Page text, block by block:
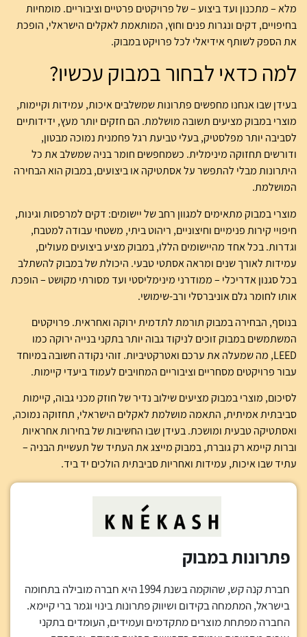
מלא – מתכנון ועד ביצוע – של פרויקטים פרטיים וציבוריים. מומחיות
בחיפויים, דקים ונגרות פנים וחוץ, המותאמת לאקלים הישראלי, הופכת
את הספק לשותף אידיאלי לכל פרויקט במבוק.
למה כדאי לבחור במבוק עכשיו?
בעידן שבו אנחנו מחפשים פתרונות שמשלבים איכות, עמידות וקיימות,
מוצרי במבוק מציעים תשובה מושלמת. הם חזקים יותר מעץ, ידידותיים
לסביבה יותר מפלסטיק, בעלי טביעת רגל פחמנית נמוכה מבטון,
ודורשים תחזוקה מינימלית. כשמחפשים חומר בניה שמשלב את כל
היתרונות מבלי להתפשר על אסתטיקה או ביצועים, במבוק הוא הבחירה
המושלמת.
מוצרי במבוק מתאימים למגוון רחב של יישומים: דקים למרפסות וגינות,
חיפויי קירות פנימיים וחיצוניים, ריהוט ביתי, משטחי עבודה למטבח,
וגדרות. בכל אחד מהיישומים הללו, במבוק מציע ביצועים מעולים,
עמידות לאורך שנים ומראה אסתטי טבעי. היכולת של במבוק להשתלב
בכל סגנון אדריכלי – ממודרני מינימליסטי ועד מסורתי מקושט – הופכת
אותו לחומר גלם אוניברסלי ורב-שימושי.
בנוסף, הבחירה במבוק תורמת לתדמית ירוקה ואחראית. פרויקטים
המשתמשים במבוק זוכים לניקוד גבוה יותר בתקני בנייה ירוקה כמו
LEED, מה שמעלה את ערכם ואטרקטיביות. זוהי נקודה חשובה במיוחד
עבור פרויקטים מסחריים וציבוריים המחויבים לעמוד ביעדי קיימות.
לסיכום, מוצרי במבוק מציעים שילוב נדיר של חוזק מכני גבוה, קיימות
סביבתית אמיתית, התאמה מושלמת לאקלים הישראלי, תחזוקה נמוכה,
ואסתטיקה טבעית ומושכת. בעידן שבו החשיבות של בחירות אחראיות
וברות קיימא רק גוברת, במבוק מייצג את העתיד של תעשיית הבניה –
עתיד שבו איכות, עמידות ואחריות סביבתית הולכים יד ביד.
פתרונות במבוק
חברת קנה קש, שהוקמה בשנת 1994 היא חברה מובילה בתחומה
בישראל, המתמחה בקידום ושיווק פתרונות בינוי וגמר ברי קיימא.
החברה מפתחת מוצרים מתקדמים ועמידים, העומדים בתקני